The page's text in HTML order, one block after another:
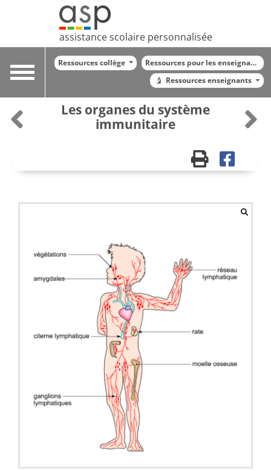
assistance scolaire personnalisée
Toggle
Ressources collège
Ressources pour les enseignants
Ressources enseignants
Les organes du système
immunitaire